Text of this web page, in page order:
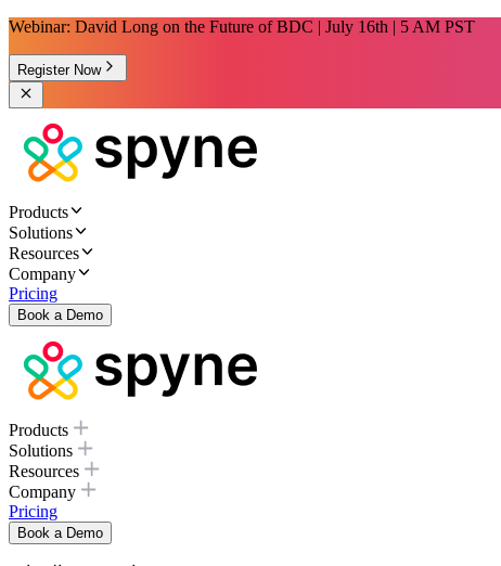
Webinar: David Long on the Future of BDC | July 16th | 5 AM PST
Register Now
Products
Solutions
Resources
Company
Pricing
Book a Demo
Products
Solutions
Resources
Company
Pricing
Book a Demo